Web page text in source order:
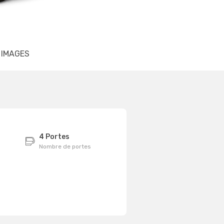
IMAGES
4 Portes
Nombre de portes